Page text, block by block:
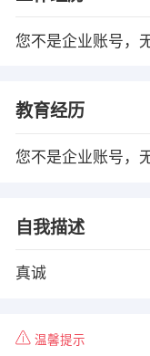
您不是企业账号，
教育经历
您不是企业账号，
自我描述
真诚
温馨提示